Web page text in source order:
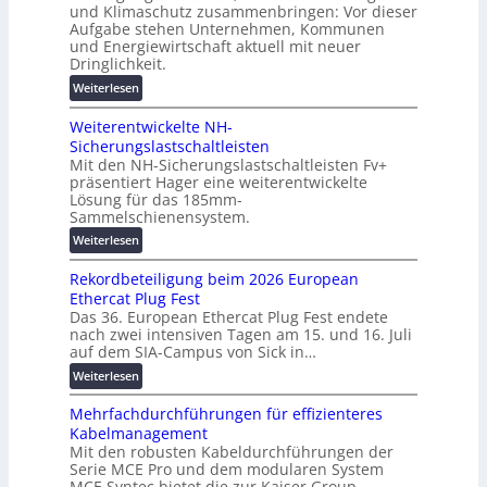
g
s
l
ö
s
u
n
g
e
n
u
t
z
u
n
d
d
i
g
i
t
a
l
e
T
r
a
n
s
p
a
r
e
n
z
h
i
n
e
n
b
a
u
:
F
o
r
s
h
u
n
g
s
f
r
d
e
r
und Klimaschutz zusammenbringen: Vor dieser
Aufgabe stehen Unternehmen, Kommunen
und Energiewirtschaft aktuell mit neuer
Dringlichkeit.
Weiterlesen:
V
o
l
t
a
-
X
2
0
2
7
w
i
r
d
z
u
m
E
n
Weiterentwickelte NH-
Sicherungslastschaltleisten
Mit den NH-Sicherungslastschaltleisten Fv+
präsentiert Hager eine weiterentwickelte
Lösung für das 185mm-
Sammelschienensystem.
Weiterlesen:
W
e
i
t
e
r
e
n
t
w
i
c
Rekordbeteiligung beim 2026 European
Ethercat Plug Fest
Das 36. European Ethercat Plug Fest endete
nach zwei intensiven Tagen am 15. und 16. Juli
auf dem SIA-Campus von Sick in…
Weiterlesen:
R
e
k
o
r
Mehrfachdurchführungen für effizienteres
Kabelmanagement
Mit den robusten Kabeldurchführungen der
Serie MCE Pro und dem modularen System